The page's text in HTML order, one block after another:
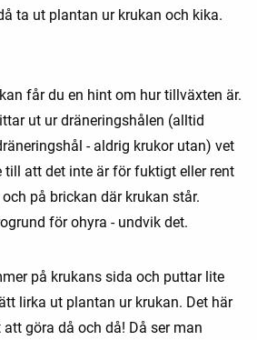
ta ut plantan ur krukan och kika.
får du en hint om hur tillväxten är.
ut ur dräneringshålen (alltid
- aldrig krukor utan) vet
till att det inte är för fuktigt eller rent
på brickan där krukan står.
för ohyra - undvik det.
på krukans sida och puttar lite
lirka ut plantan ur krukan. Det här
göra då och då! Då ser man